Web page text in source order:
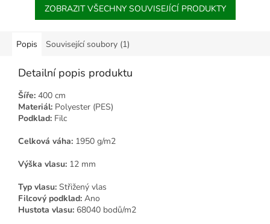
ZOBRAZIT VŠECHNY SOUVISEJÍCÍ PRODUKTY
Popis Související soubory (1)
Detailní popis produktu
Šíře: 400 cm
Materiál: Polyester (PES)
Podklad: Filc
Celková váha: 1950 g/m2
Výška vlasu: 12 mm
Typ vlasu: Střižený vlas
Filcový podklad: Ano
Hustota vlasu: 68040 bodů/m2